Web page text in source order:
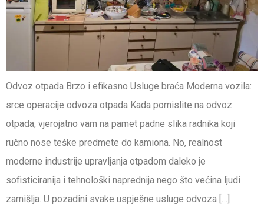
Odvoz otpada Brzo i efikasno Usluge braća Moderna vozila:
srce operacije odvoza otpada Kada pomislite na odvoz
otpada, vjerojatno vam na pamet padne slika radnika koji
ručno nose teške predmete do kamiona. No, realnost
moderne industrije upravljanja otpadom daleko je
sofisticiranija i tehnološki naprednija nego što većina ljudi
zamišlja. U pozadini svake uspješne usluge odvoza […]